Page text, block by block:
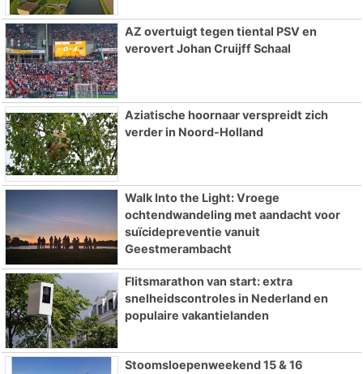
AZ overtuigt tegen tiental PSV en
verovert Johan Cruijff Schaal
Aziatische hoornaar verspreidt zich
verder in Noord-Holland
Walk Into the Light: Vroege
ochtendwandeling met aandacht voor
suïcidepreventie vanuit
Geestmerambacht
Flitsmarathon van start: extra
snelheidscontroles in Nederland en
populaire vakantielanden
Stoomsloepenweekend 15 & 16